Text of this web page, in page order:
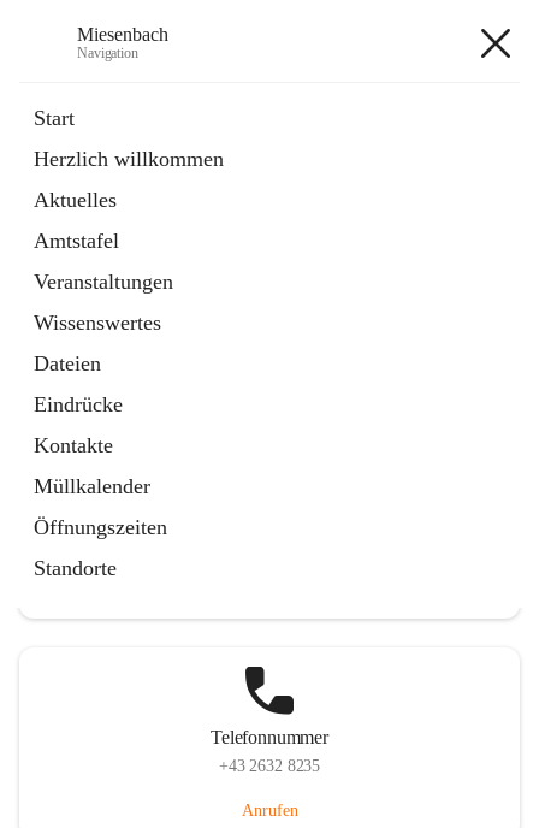
Miesenbach
Navigation
Start
Herzlich willkommen
Aktuelles
Amtstafel
Veranstaltungen
Wissenswertes
Dateien
Eindrücke
Kontakte
Müllkalender
Öffnungszeiten
Standorte
Externe Webseite
in
Tab
Region Schneebergland
Externe Webseite
öffnet
in
neuem
Tab
Telefonnummer
+43 2632 8235
Anrufen